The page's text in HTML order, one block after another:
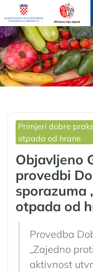
Primjeri dobre
otpada od hrane
Objavljeno
provedbi
sporazuma
otpada od
Provedba
„Zajedno
aktivnost